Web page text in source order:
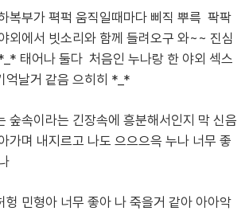
복부가 펵퍽 움직일때마다 삐직 뿌륵 팍팍
외에서 빗소리와 함께 들려오구 와~~ 진심
태어나 둘다 처음인 누나랑 한 야외 섹스
억날거 같음 으히히 *_*
숲속이라는 긴장속에 흥분해서인지 막 신음
가며 내지르고 나도 으으으윽 누나 너무 좋
헝 민형아 너무 좋아 나 죽을거 같아 아아악